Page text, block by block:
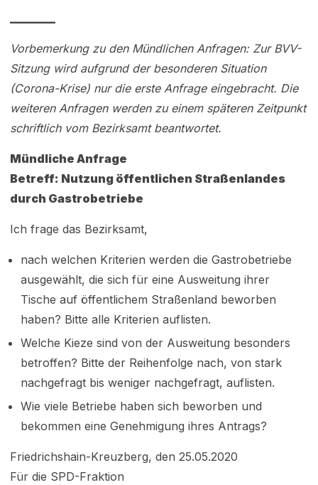
________
Vorbemerkung zu den Mündlichen Anfragen: Zur BVV-
Sitzung wird aufgrund der besonderen Situation
(Corona-Krise) nur die erste Anfrage eingebracht. Die
weiteren Anfragen werden zu einem späteren Zeitpunkt
schriftlich vom Bezirksamt beantwortet.
Mündliche Anfrage
Betreff: Nutzung öffentlichen Straßenlandes
durch Gastrobetriebe
Ich frage das Bezirksamt,
nach welchen Kriterien werden die Gastrobetriebe
ausgewählt, die sich für eine Ausweitung ihrer
Tische auf öffentlichem Straßenland beworben
haben? Bitte alle Kriterien auflisten.
Welche Kieze sind von der Ausweitung besonders
betroffen? Bitte der Reihenfolge nach, von stark
nachgefragt bis weniger nachgefragt, auflisten.
Wie viele Betriebe haben sich beworben und
bekommen eine Genehmigung ihres Antrags?
Friedrichshain-Kreuzberg, den 25.05.2020
Für die SPD-Fraktion